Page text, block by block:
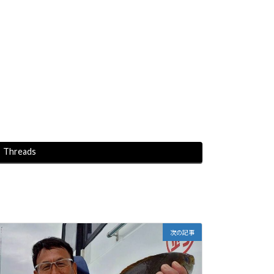
Threads
次の記事